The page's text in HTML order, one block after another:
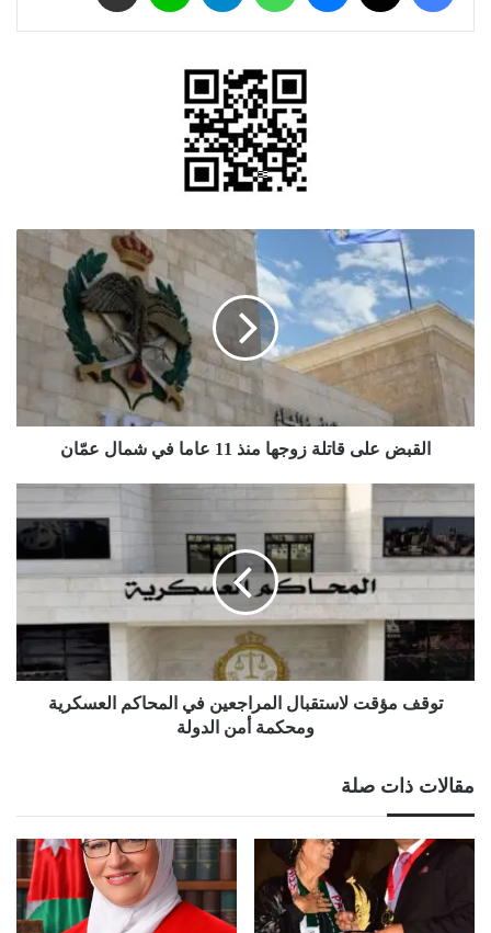
زوجها
منذ
11
في شمال
عمّان
القبض على قاتلة زوجها منذ 11 عاما في شمال عمّان
توقف
مؤقت
لاستقبال
المراجعين
في
العسكرية
ومحكمة
أمن
الدولةتوقف مؤقت لاستقبال المراجعين في المحاكم العسكرية
ومحكمة أمن الدولة
مقالات ذات صلة